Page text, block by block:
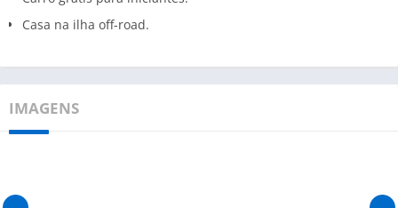
Casa na ilha off-road.
IMAGENS